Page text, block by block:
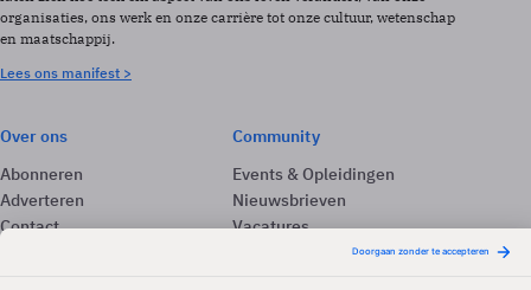
organisaties, ons werk en onze carrière tot onze cultuur, wetenschap
en maatschappij.
Lees ons manifest >
Over ons
Abonneren
Adverteren
Contact
Community
Events & Opleidingen
Nieuwsbrieven
Vacatures